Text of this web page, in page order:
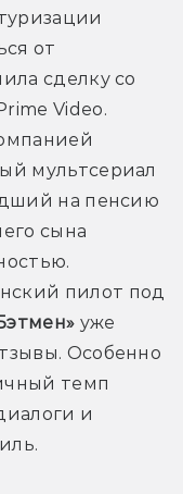
от
сделку со
Video.
на пенсию
сына
пилот под
уже
Особенно
темп
и